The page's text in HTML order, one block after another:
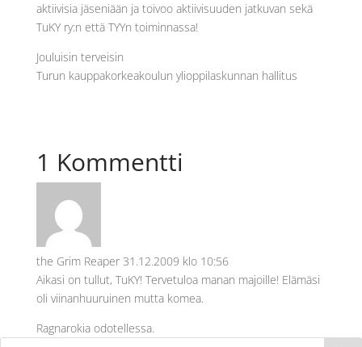
aktiivisia jäseniään ja toivoo aktiivisuuden jatkuvan sekä
TuKY ry:n että TYYn toiminnassa!
Jouluisin terveisin
Turun kauppakorkeakoulun ylioppilaskunnan hallitus
1 Kommentti
the Grim Reaper 31.12.2009 klo 10:56
Aikasi on tullut, TuKY! Tervetuloa manan majoille! Elämäsi
oli viinanhuuruinen mutta komea.
Ragnarokia odotellessa.